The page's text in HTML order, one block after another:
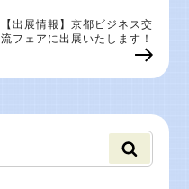
【出展情報】京都ビジネス交
流フェアに出展いたします！